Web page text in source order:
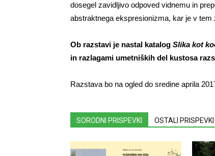
dosegel zavidljivo odpoved vidnemu in
abstraktnega ekspresionizma, kar je v
Ob razstavi je nastal katalog Slika kot
in razlagami umetniških del kustosa
Razstava bo na ogled do sredine aprila
SORODNI PRISPEVKI OSTALI